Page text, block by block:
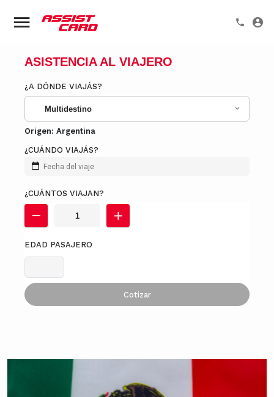
ASISTENCIA AL VIAJERO
¿A DÓNDE VIAJÁS?
Multidestino
Origen: Argentina
¿CUÁNDO VIAJÁS?
Fecha del viaje
¿CUÁNTOS VIAJAN?
EDAD PASAJERO
Cotizar